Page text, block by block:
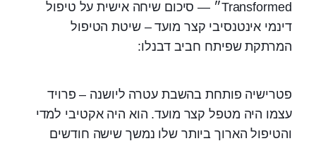
Transformed״ — סיכום שיחה אישית על טיפול
דינמי אינטנסיבי קצר מועד – שיטת הטיפול
המרתקת שפיתח חביב דבנלו:
פטרישיה פותחת בהשבת עטרה ליושנה – פרויד
עצמו היה מטפל קצר מועד. הוא היה אקטיבי למדי
והטיפול הארוך ביותר שלו נמשך שישה חודשים